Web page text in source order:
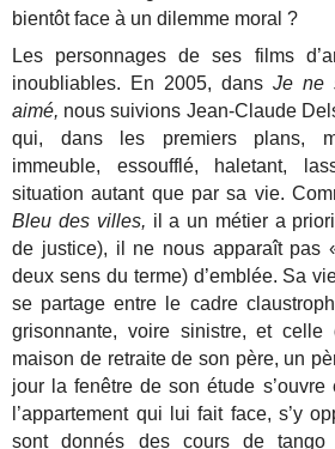
bientôt face à un dilemme moral ?
Les personnages de ses films
inoubliables. En 2005, dansJe ne
aimé, nous suivions Jean-Claude
qui, dans les premiers plans,
immeuble, essoufflé, haletant,
situation autant que par sa vie.
Bleu des villes, il a un métier a
de justice), il ne nous apparaît pas
deux sens du terme) d’emblée. Sa
se partage entre le cadre
grisonnante, voire sinistre, et
maison de retraite de son père, un
jour la fenêtre de son étude
l’appartement qui lui fait face, s’y
sont donnés des cours de tango